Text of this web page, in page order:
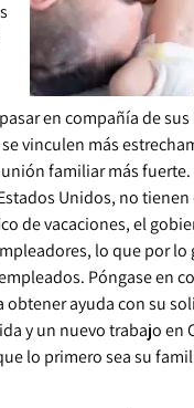
en compañía de
vinculen más
familiar más
Unidos, no
de vacaciones, el
lo que por
Póngase en
obtener ayuda con su
y un nuevo trabajo en
lo primero sea su